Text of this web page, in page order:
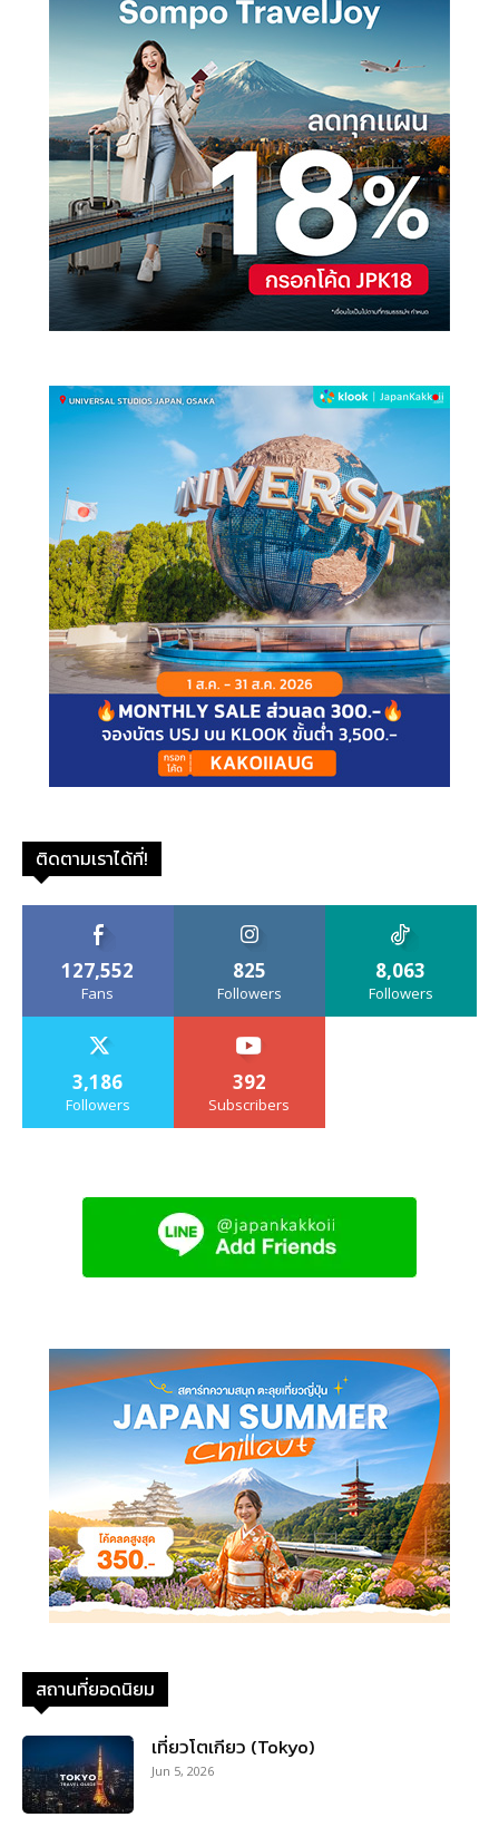
ติดตามเราได้ที่!
127,552
Fans
825
Followers
8,063
Followers
3,186
Followers
392
Subscribers
สถานที่ยอดนิยม
เที่ยวโตเกียว (Tokyo)
Jun 5, 2026